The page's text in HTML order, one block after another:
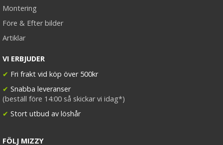
Montering
Före & Efter bilder
Artiklar
VI ERBJUDER
✔ Fri frakt vid köp över 500kr
✔ Snabba leveranser
(beställ före 14:00 så skickar vi idag*)
✔ Stort utbud av löshår
FÖLJ MIZZY